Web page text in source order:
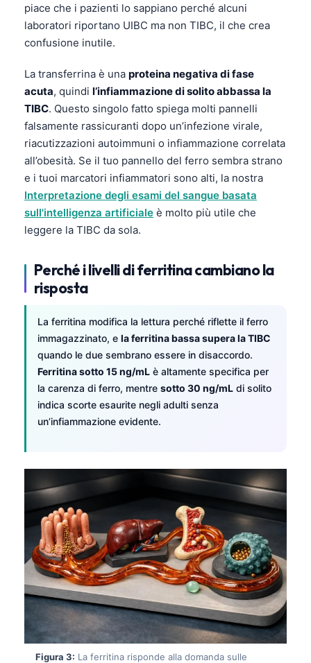
piace che i pazienti lo sappiano perché alcuni
laboratori riportano UIBC ma non TIBC, il che crea
confusione inutile.
La transferrina è una proteina negativa di fase
acuta, quindi l’infiammazione di solito abbassa la
TIBC. Questo singolo fatto spiega molti pannelli
falsamente rassicuranti dopo un’infezione virale,
riacutizzazioni autoimmuni o infiammazione correlata
all’obesità. Se il tuo pannello del ferro sembra strano
e i tuoi marcatori infiammatori sono alti, la nostra
Interpretazione degli esami del sangue basata
sull'intelligenza artificiale è molto più utile che
leggere la TIBC da sola.
Perché i livelli di ferritina cambiano la
risposta
La ferritina modifica la lettura perché riflette il ferro
immagazzinato, e la ferritina bassa supera la TIBC
quando le due sembrano essere in disaccordo.
Ferritina sotto 15 ng/mL è altamente specifica per
la carenza di ferro, mentre sotto 30 ng/mL di solito
indica scorte esaurite negli adulti senza
un’infiammazione evidente.
Figura 3: La ferritina risponde alla domanda sulle